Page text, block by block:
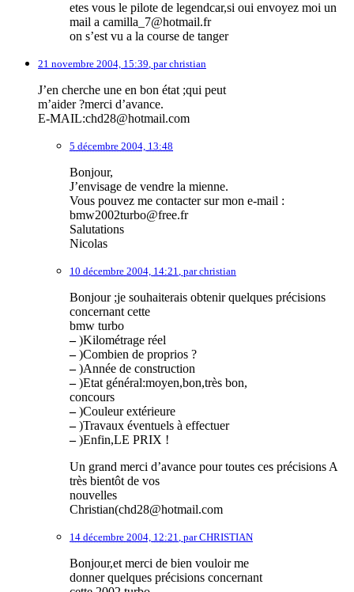
etes vous le pilote de legendcar,si oui envoyez moi un
mail a camilla_7@hotmail.fr
on s’est vu a la course de tanger
21 novembre 2004, 15:39, parchristian
J’en cherche une en bon état ;qui peut
m’aider ?merci d’avance.
E-MAIL:chd28@hotmail.com
5 décembre 2004, 13:48
Bonjour,
J’envisage de vendre la mienne.
Vous pouvez me contacter sur mon e-mail :
bmw2002turbo@free.fr
Salutations
Nicolas
10 décembre 2004, 14:21, parchristian
Bonjour ;je souhaiterais obtenir quelques précisions
concernant cette
bmw turbo
–)Kilométrage réel
–)Combien de proprios ?
–)Année de construction
–)Etat général:moyen,bon,très bon,
concours
–)Couleur extérieure
–)Travaux éventuels à effectuer
–)Enfin,LE PRIX !
Un grand merci d’avance pour toutes ces précisions A
très bientôt de vos
nouvelles
Christian(chd28@hotmail.com
14 décembre 2004, 12:21, parCHRISTIAN
Bonjour,et merci de bien vouloir me
donner quelques précisions concernant